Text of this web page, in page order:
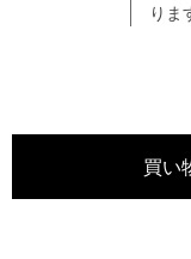
りま